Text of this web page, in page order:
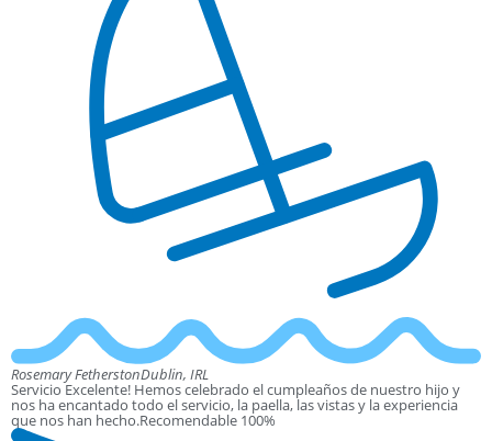
Rosemary FetherstonDublin, IRL
Servicio Excelente! Hemos celebrado el cumpleaños de nuestro hijo y
nos ha encantado todo el servicio, la paella, las vistas y la experiencia
que nos han hecho.Recomendable 100%